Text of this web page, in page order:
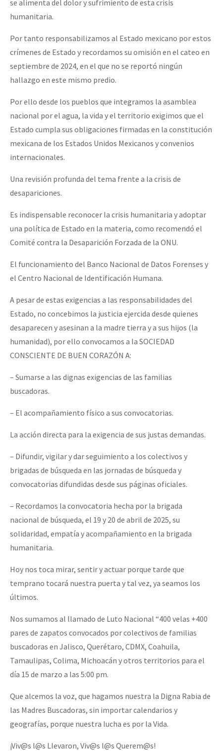
se alimenta del dolor y sufrimiento de esta crisis
humanitaria.
Por tanto responsabilizamos al Estado mexicano por estos
crímenes de Estado y recordamos su omisión en el cateo en
septiembre de 2024, en el que no se reportó ningún
hallazgo en este mismo predio.
Por ello desde los pueblos que integramos la asamblea
nacional por el agua, la vida y el territorio exigimos que el
Estado cumpla sus obligaciones firmadas en la constitución
mexicana de los Estados Unidos Mexicanos y convenios
internacionales.
Una revisión profunda del tema frente a la crisis de
desapariciones.
Es indispensable reconocer la crisis humanitaria y adoptar
una política de Estado en la materia, como recomendó el
Comité contra la Desaparición Forzada de la ONU.
El funcionamiento del Banco Nacional de Datos Forenses y
el Centro Nacional de Identificación Humana.
A pesar de estas exigencias a las responsabilidades del
Estado, no concebimos la justicia ejercida desde quienes
desaparecen y asesinan a la madre tierra y a sus hijos (la
humanidad), por ello convocamos a la SOCIEDAD
CONSCIENTE DE BUEN CORAZÓN A:
– Sumarse a las dignas exigencias de las familias
buscadoras.
– El acompañamiento físico a sus convocatorias.
La acción directa para la exigencia de sus justas demandas.
– Difundir, vigilar y dar seguimiento a los colectivos y
brigadas de búsqueda en las jornadas de búsqueda y
convocatorias difundidas desde sus páginas oficiales.
– Recordamos la convocatoria hecha por la brigada
nacional de búsqueda, el 19 y 20 de abril de 2025, su
solidaridad, empatía y acompañamiento en la brigada
humanitaria.
Hoy nos toca mirar, sentir y actuar porque tarde que
temprano tocará nuestra puerta y tal vez, ya seamos los
últimos.
Nos sumamos al llamado de Luto Nacional “400 velas +400
pares de zapatos convocados por colectivos de familias
buscadoras en Jalisco, Querétaro, CDMX, Coahuila,
Tamaulipas, Colima, Michoacán y otros territorios para el
día 15 de marzo a las 5:00 pm.
Que alcemos la voz, que hagamos nuestra la Digna Rabia de
las Madres Buscadoras, sin importar calendarios y
geografías, porque nuestra lucha es por la Vida.
¡Viv@s l@s Llevaron, Viv@s l@s Querem@s!